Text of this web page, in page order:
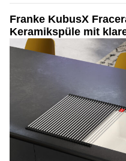
Franke KubusX
Keramikspüle mit